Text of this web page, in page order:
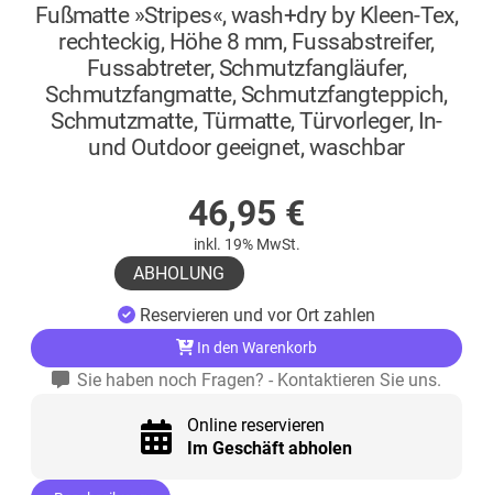
Fußmatte »Stripes«, wash+dry by Kleen-Tex,
rechteckig, Höhe 8 mm, Fussabstreifer,
Fussabtreter, Schmutzfangläufer,
Schmutzfangmatte, Schmutzfangteppich,
Schmutzmatte, Türmatte, Türvorleger, In-
und Outdoor geeignet, waschbar
46,95 €
inkl. 19% MwSt.
ABHOLUNG
Reservieren und vor Ort zahlen
In den Warenkorb
Sie haben noch Fragen? - Kontaktieren Sie uns.
Online reservieren
Im Geschäft abholen